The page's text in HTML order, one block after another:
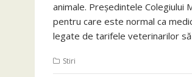
animale. Preşedintele Colegiului
pentru care este normal ca
legate de tarifele veterinarilor
Stiri